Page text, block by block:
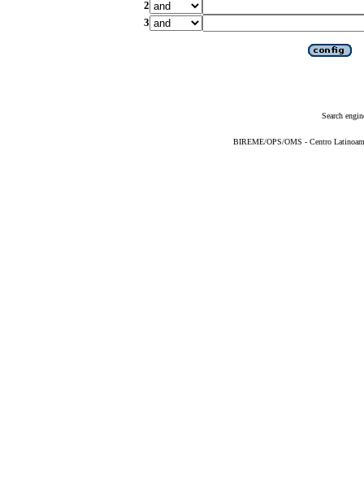
2
3
Search
BIREME/OPS/OMS - Centro